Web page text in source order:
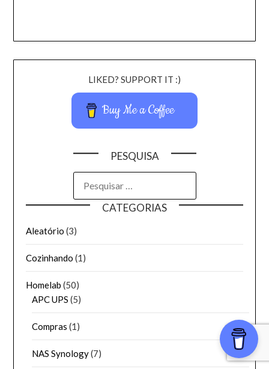
LIKED? SUPPORT IT :)
Buy Me a Coffee
PESQUISA
CATEGORIAS
Aleatório (3)
Cozinhando (1)
Homelab (50)
APC UPS (5)
Compras (1)
NAS Synology(7)